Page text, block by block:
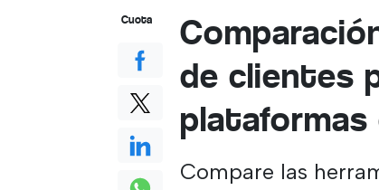
de clientes
Compare las
Cuota